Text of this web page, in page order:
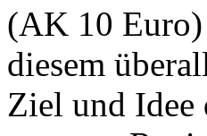
(AK 10 Euro)
diesem
Ziel und Idee